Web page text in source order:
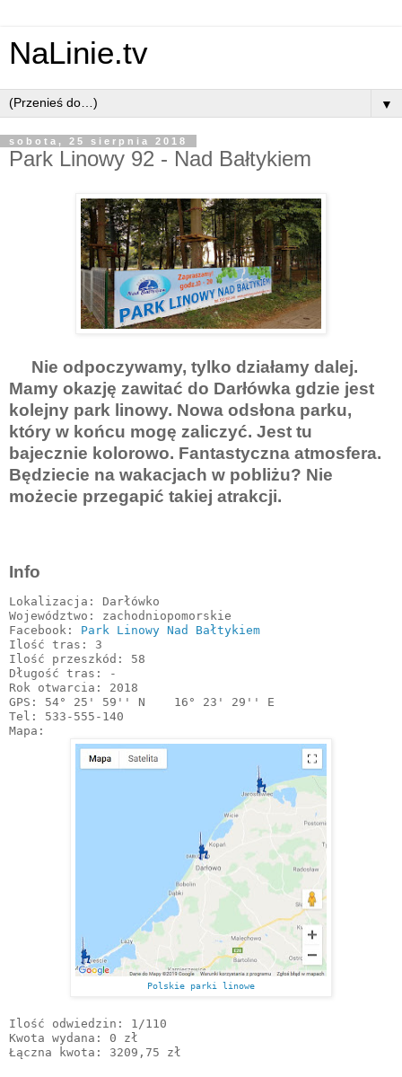
NaLinie.tv
▼
sobota, 25 sierpnia 2018
Park Linowy 92 - Nad Bałtykiem
Nie odpoczywamy, tylko działamy dalej.
Mamy okazję zawitać do Darłówka gdzie jest
kolejny park linowy. Nowa odsłona parku,
który w końcu mogę zaliczyć. Jest tu
bajecznie kolorowo. Fantastyczna atmosfera.
Będziecie na wakacjach w pobliżu? Nie
możecie przegapić takiej atrakcji.
Info
Lokalizacja: Darłówko
Województwo: zachodniopomorskie
Facebook: Park Linowy Nad Bałtykiem
Ilość tras: 3
Ilość przeszkód: 58
Długość tras: -
Rok otwarcia: 2018
GPS: 54° 25' 59'' N    16° 23' 29'' E
Tel: 533-555-140
Mapa:
Polskie parki linowe
Ilość odwiedzin: 1/110
Kwota wydana: 0 zł
Łączna kwota: 3209,75 zł